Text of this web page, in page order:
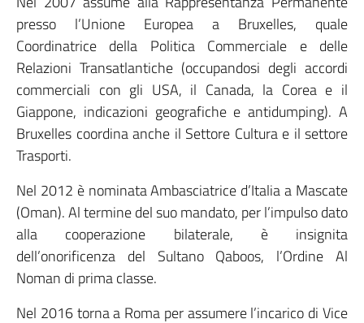
presso l’Unione Europea a Bruxelles, quale
Coordinatrice della Politica Commerciale e delle
Relazioni Transatlantiche (occupandosi degli accordi
commerciali con gli USA, il Canada, la Corea e il
Giappone, indicazioni geografiche e antidumping). A
Bruxelles coordina anche il Settore Cultura e il settore
Trasporti.
Nel 2012 è nominata Ambasciatrice d’Italia a Mascate
(Oman). Al termine del suo mandato, per l’impulso dato
alla cooperazione bilaterale, è insignita
dell’onorificenza del Sultano Qaboos, l’Ordine Al
Noman di prima classe.
Nel 2016 torna a Roma per assumere l’incarico di Vice